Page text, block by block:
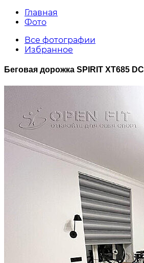
Главная
Фото
Все фотографии
Избранное
Беговая дорожка SPIRIT XT685 DC